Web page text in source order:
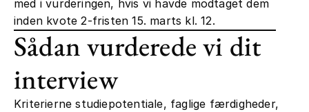
med i vurderingen, hvis vi havde modtaget dem
inden kvote 2-fristen 15. marts kl. 12.
Sådan vurderede vi dit
interview
Kriterierne studiepotentiale, faglige færdigheder,